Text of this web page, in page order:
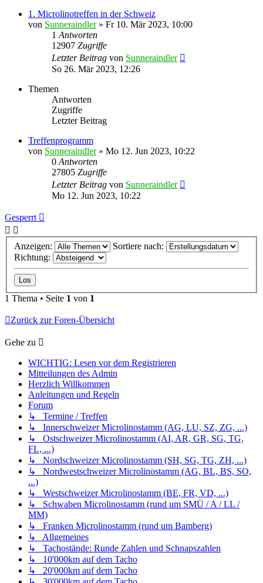
1. Microlinotreffen in der Schweiz
von Sunneraindler» Fr 10. Mär 2023, 10:00
1 Antworten
12907 Zugriffe
Letzter Beitrag von Sunneraindler
So 26. Mär 2023, 12:26
Themen
Antworten
Zugriffe
Letzter Beitrag
Treffenprogramm
von Sunneraindler» Mo 12. Jun 2023, 10:22
0 Antworten
27805 Zugriffe
Letzter Beitrag von Sunneraindler
Mo 12. Jun 2023, 10:22
Gesperrt
Anzeigen:
Sortiere nach:
Richtung:
1 Thema • Seite 1 von 1
Zurück zur Foren-Übersicht
Gehe zu
WICHTIG: Lesen vor dem Registrieren
Mitteilungen des Admin
Herzlich Willkommen
Anleitungen und Regeln
Forum
↳ Termine / Treffen
↳ Innerschweizer Microlinostamm (AG, LU, SZ, ZG, ...)
↳ Ostschweizer Microlinostamm (AI, AR, GR, SG, TG,
FL, ...)
↳ Nordschweizer Microlinostamm (SH, SG, TG, ZH, ...)
↳ Nordwestschweizer Microlinostamm (AG, BL, BS, SO,
...)
↳ Westschweizer Microlinostamm (BE, FR, VD, ...)
↳ Schwaben Microlinostamm (rund um SMÜ / A / LL /
MM)
↳ Franken Microlinostamm (rund um Bamberg)
↳ Allgemeines
↳ Tachostände: Runde Zahlen und Schnapszahlen
↳ 10'000km auf dem Tacho
↳ 20'000km auf dem Tacho